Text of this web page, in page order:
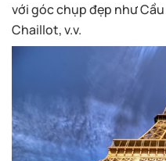
với góc chụp đẹp như
Chaillot, v.v.